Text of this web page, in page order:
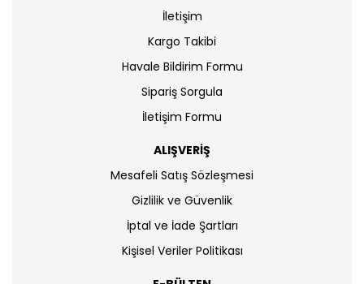
İletişim
Kargo Takibi
Havale Bildirim Formu
Sipariş Sorgula
İletişim Formu
ALIŞVERİŞ
Mesafeli Satış Sözleşmesi
Gizlilik ve Güvenlik
İptal ve İade Şartları
Kişisel Veriler Politikası